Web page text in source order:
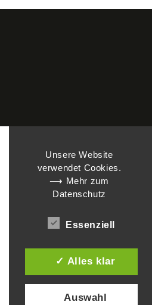
Unsere Website
verwendet Cookies.
⟶ Mehr zum
Datenschutz
Essenziell
✓ Alles klar
Auswahl